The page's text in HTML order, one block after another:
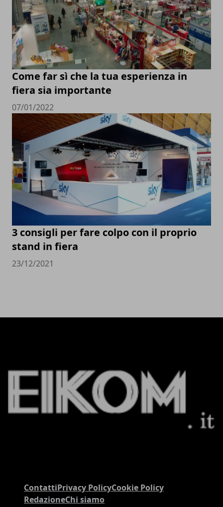
Come far sì che la tua esperienza in
fiera sia importante
07/01/2022
3 consigli per fare colpo con il proprio
stand in fiera
23/12/2021
ContattiPrivacy PolicyCookie Policy
RedazioneChi siamo